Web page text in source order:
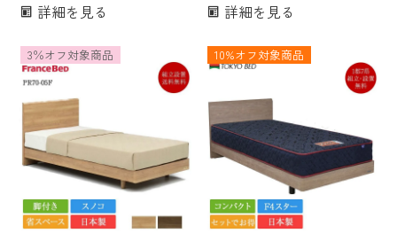
コンパクト 省スペース スノコ
詳細を見る
フレームマットレスセット ベ
本製 すのこ 宮 棚 コンセント
詳細を見る
3％オフ対象商品 10%オフ対象商品